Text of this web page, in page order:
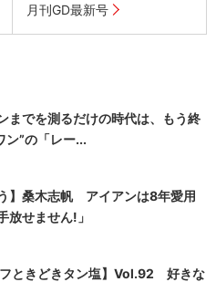
月刊GD最新号
までを測るだけの時代は、もう終
”の「レー...
】桑木志帆 アイアンは8年愛用
放せません!」
フときどきタン塩】Vol.92 好きな